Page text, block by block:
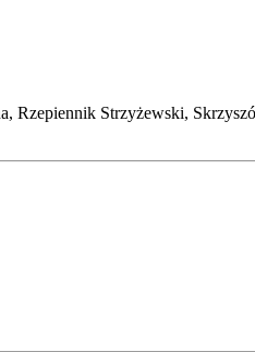
Strzyżewski,